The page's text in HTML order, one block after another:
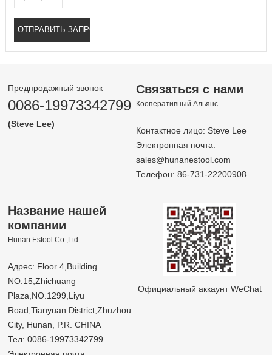
Предпродажный звонок
0086-19973342799
(Steve Lee)
Связаться с нами
Кооперативный Альянс
Контактное лицо: Steve Lee
Электронная почта:
sales@hunanestool.com
Телефон: 86-731-22200908
Название нашей
компании
Hunan Estool Co.,Ltd
Адрес: Floor 4,Building
NO.15,Zhichuang
Plaza,NO.1299,Liyu
Road,Tianyuan District,Zhuzhou
City, Hunan, P.R. CHINA
Тел: 0086-19973342799
Официальный аккаунт WeChat